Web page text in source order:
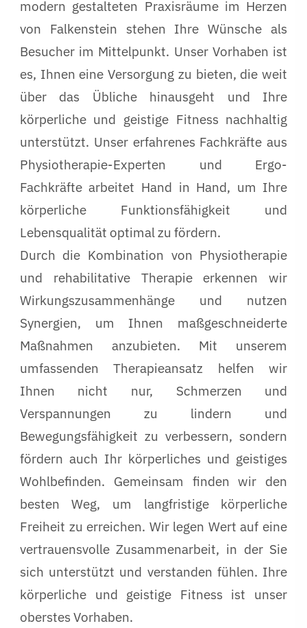
modern gestalteten Praxisräume im Herzen
von Falkenstein stehen Ihre Wünsche als
Besucher im Mittelpunkt. Unser Vorhaben ist
es, Ihnen eine Versorgung zu bieten, die weit
über das Übliche hinausgeht und Ihre
körperliche und geistige Fitness nachhaltig
unterstützt. Unser erfahrenes Fachkräfte aus
Physiotherapie-Experten und Ergo-
Fachkräfte arbeitet Hand in Hand, um Ihre
körperliche Funktionsfähigkeit und
Lebensqualität optimal zu fördern.
Durch die Kombination von Physiotherapie
und rehabilitative Therapie erkennen wir
Wirkungszusammenhänge und nutzen
Synergien, um Ihnen maßgeschneiderte
Maßnahmen anzubieten. Mit unserem
umfassenden Therapieansatz helfen wir
Ihnen nicht nur, Schmerzen und
Verspannungen zu lindern und
Bewegungsfähigkeit zu verbessern, sondern
fördern auch Ihr körperliches und geistiges
Wohlbefinden. Gemeinsam finden wir den
besten Weg, um langfristige körperliche
Freiheit zu erreichen. Wir legen Wert auf eine
vertrauensvolle Zusammenarbeit, in der Sie
sich unterstützt und verstanden fühlen. Ihre
körperliche und geistige Fitness ist unser
oberstes Vorhaben.